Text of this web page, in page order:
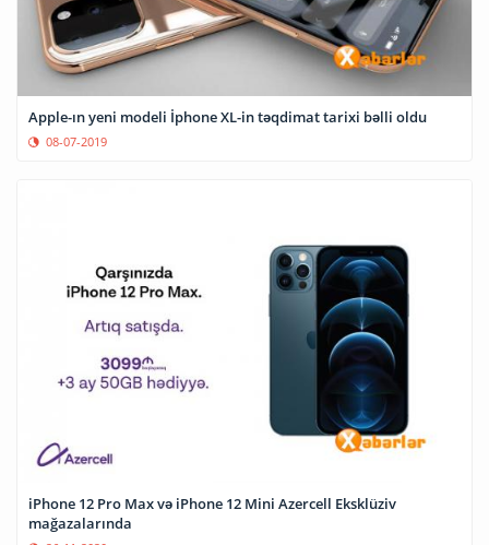
Apple-ın yeni modeli İphone XL-in təqdimat tarixi bəlli oldu
08-07-2019
iPhone 12 Pro Max və iPhone 12 Mini Azercell Eksklüziv
mağazalarında